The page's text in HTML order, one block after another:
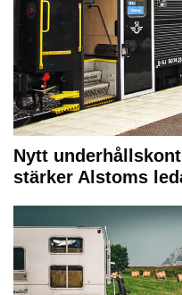
Nytt
stärker Alstoms